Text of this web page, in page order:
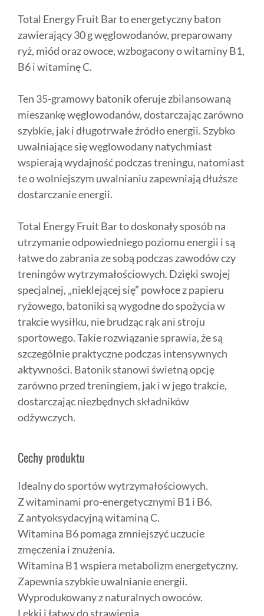
Total Energy Fruit Bar to energetyczny baton
zawierający 30 g węglowodanów, preparowany
ryż, miód oraz owoce, wzbogacony o witaminy B1,
B6 i witaminę C.
Ten 35-gramowy batonik oferuje zbilansowaną
mieszankę węglowodanów, dostarczając zarówno
szybkie, jak i długotrwałe źródło energii. Szybko
uwalniające się węglowodany natychmiast
wspierają wydajność podczas treningu, natomiast
te o wolniejszym uwalnianiu zapewniają dłuższe
dostarczanie energii.
Total Energy Fruit Bar to doskonały sposób na
utrzymanie odpowiedniego poziomu energii i są
łatwe do zabrania ze sobą podczas zawodów czy
treningów wytrzymałościowych. Dzięki swojej
specjalnej, „nieklejącej się” powłoce z papieru
ryżowego, batoniki są wygodne do spożycia w
trakcie wysiłku, nie brudząc rąk ani stroju
sportowego. Takie rozwiązanie sprawia, że są
szczególnie praktyczne podczas intensywnych
aktywności. Batonik stanowi świetną opcję
zarówno przed treningiem, jak i w jego trakcie,
dostarczając niezbędnych składników
odżywczych.
Cechy produktu
Idealny do sportów wytrzymałościowych.
Z witaminami pro-energetycznymi B1 i B6.
Z antyoksydacyjną witaminą C.
Witamina B6 pomaga zmniejszyć uczucie
zmęczenia i znużenia.
Witamina B1 wspiera metabolizm energetyczny.
Zapewnia szybkie uwalnianie energii.
Wyprodukowany z naturalnych owoców.
Lekki i łatwy do strawienia.